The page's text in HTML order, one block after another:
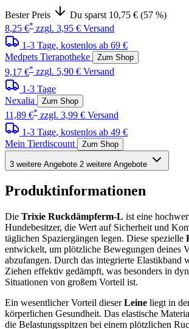
Bester Preis
Du sparst 10,75 € (57 %)
8,25 €* zzgl. 3,95 € Versand
1-3 Tage, kostenlos ab 69 €
Medpets Tierapotheke
Zum Shop
9,17 €* zzgl. 5,90 € Versand
1-3 Tage
Nexalia
Zum Shop
11,89 €* zzgl. 3,99 € Versand
1-3 Tage, kostenlos ab 49 €
Mein Tierdiscount
Zum Shop
3 weitere Angebote 2 weitere Angebote
Produktinformationen
Die Trixie Ruckdämpferm-L ist eine
Hundebesitzer, die Wert auf Sicherheit und
täglichen Spaziergängen legen. Diese spezielle
entwickelt, um plötzliche Bewegungen deines
abzufangen. Durch das integrierte Elastikband
Ziehen effektiv gedämpft, was besonders in
Situationen von großem Vorteil ist.
Ein wesentlicher Vorteil dieserLeine liegt in
körperlichen Gesundheit. Das elastische
die Belastungsspitzen bei einem plötzlichen